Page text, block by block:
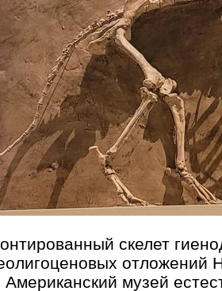
скелет
отложений
музей